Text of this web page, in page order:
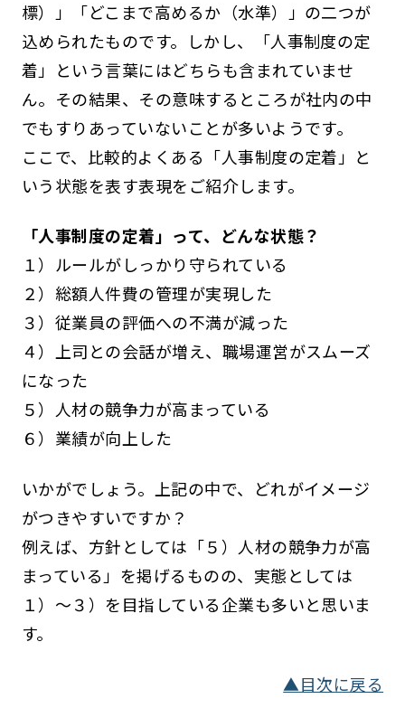
標）」「どこまで高めるか（水準）」の二つが
込められたものです。しかし、「人事制度の定
着」という言葉にはどちらも含まれていませ
ん。その結果、その意味するところが社内の中
でもすりあっていないことが多いようです。
ここで、比較的よくある「人事制度の定着」と
いう状態を表す表現をご紹介します。
「人事制度の定着」って、どんな状態？
１）ルールがしっかり守られている
２）総額人件費の管理が実現した
３）従業員の評価への不満が減った
４）上司との会話が増え、職場運営がスムーズ
になった
５）人材の競争力が高まっている
６）業績が向上した
いかがでしょう。上記の中で、どれがイメージ
がつきやすいですか？
例えば、方針としては「５）人材の競争力が高
まっている」を掲げるものの、実態としては
１）～３）を目指している企業も多いと思いま
す。
▲目次に戻る